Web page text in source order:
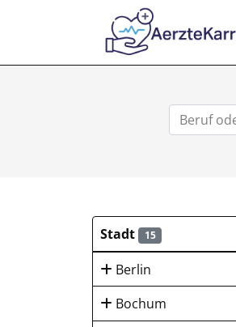
Stadt 15
Berlin
Bochum